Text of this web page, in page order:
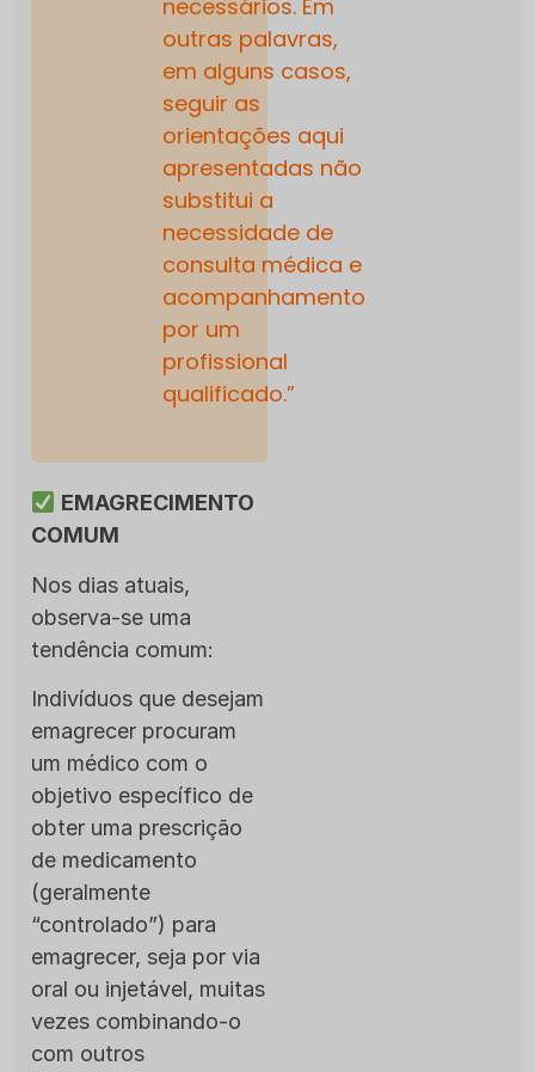
necessários. Em
outras palavras,
em alguns casos,
seguir as
orientações aqui
apresentadas não
substitui a
necessidade de
consulta médica e
acompanhamento
por um
profissional
qualificado.”
EMAGRECIMENTO
COMUM
Nos dias atuais,
observa-se uma
tendência comum:
Indivíduos que desejam
emagrecer procuram
um médico com o
objetivo específico de
obter uma prescrição
de medicamento
(geralmente
“controlado”) para
emagrecer, seja por via
oral ou injetável, muitas
vezes combinando-o
com outros